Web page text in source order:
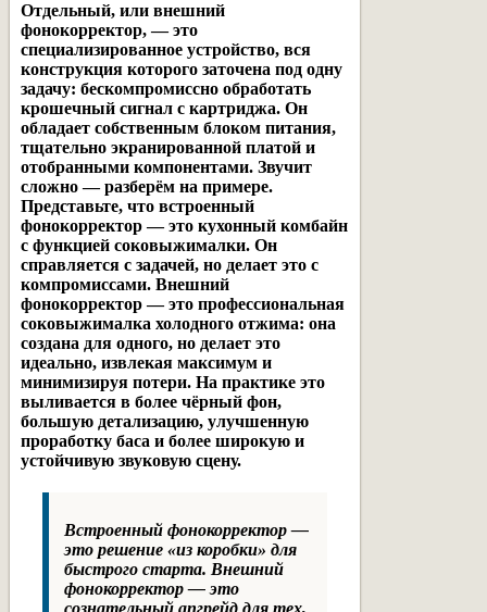
Отдельный, или внешний
фонокорректор, — это
специализированное устройство, вся
конструкция которого заточена под одну
задачу: бескомпромиссно обработать
крошечный сигнал с картриджа. Он
обладает собственным блоком питания,
тщательно экранированной платой и
отобранными компонентами. Звучит
сложно — разберём на примере.
Представьте, что встроенный
фонокорректор — это кухонный комбайн
с функцией соковыжималки. Он
справляется с задачей, но делает это с
компромиссами. Внешний
фонокорректор — это профессиональная
соковыжималка холодного отжима: она
создана для одного, но делает это
идеально, извлекая максимум и
минимизируя потери. На практике это
выливается в более чёрный фон,
большую детализацию, улучшенную
проработку баса и более широкую и
устойчивую звуковую сцену.
Встроенный фонокорректор —
это решение «из коробки» для
быстрого старта. Внешний
фонокорректор — это